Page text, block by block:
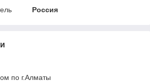
Россия
по г.Алматы